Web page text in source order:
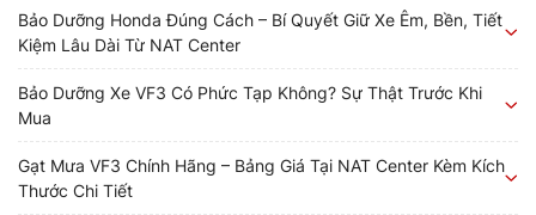
Bảo Dưỡng Honda Đúng Cách – Bí Quyết Giữ Xe Êm, Bền, Tiết
Kiệm Lâu Dài Từ NAT Center
Bảo Dưỡng Xe VF3 Có Phức Tạp Không? Sự Thật Trước Khi
Mua
Gạt Mưa VF3 Chính Hãng – Bảng Giá Tại NAT Center Kèm Kích
Thước Chi Tiết